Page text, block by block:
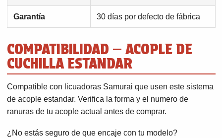
Garantía 30 días por defecto de fábrica
COMPATIBILIDAD — ACOPLE DE
CUCHILLA ESTANDAR
Compatible con licuadoras Samurai que usen este sistema
de acople estandar. Verifica la forma y el numero de
ranuras de tu acople actual antes de comprar.
¿No estás seguro de que encaje con tu modelo?